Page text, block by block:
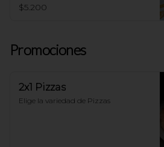
$5.200
Promociones
2x1 Pizzas
Elige la variedad de Pizzas